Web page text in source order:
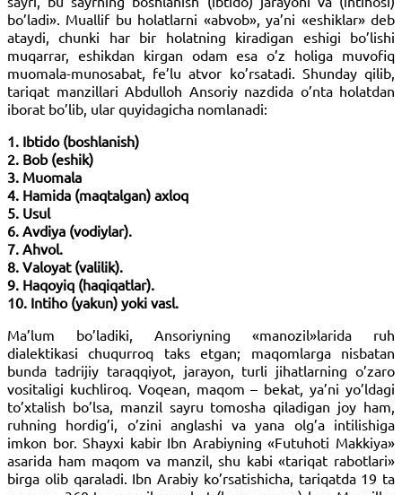
bo’ladi». Muallif bu holatlarni «abvob», ya’ni «eshiklar» deb
ataydi, chunki har bir holatning kiradigan eshigi bo’lishi
muqarrar, eshikdan kirgan odam esa o’z holiga muvofiq
muomala-munosabat, fe’lu atvor ko’rsatadi. Shunday qilib,
tariqat manzillari Abdulloh Ansoriy nazdida o’nta holatdan
iborat bo’lib, ular quyidagicha nomlanadi:
1. Ibtido (boshlanish)
2. Bob (eshik)
3. Muomala
4. Hamida (maqtalgan) axloq
5. Usul
6. Avdiya (vodiylar).
7. Ahvol.
8. Valoyat (valilik).
9. Haqoyiq (haqiqatlar).
10. Intiho (yakun) yoki vasl.
Ma’lum bo’ladiki, Ansoriyning «manozil»larida ruh
dialektikasi chuqurroq taks etgan; maqomlarga nisbatan
bunda tadrijiy taraqqiyot, jarayon, turli jihatlarning o’zaro
vositaligi kuchliroq. Voqean, maqom – bekat, ya’ni yo’ldagi
to’xtalish bo’lsa, manzil sayru tomosha qiladigan joy ham,
ruhning hordig’i, o’zini anglashi va yana olg’a intilishiga
imkon bor. Shayxi kabir Ibn Arabiyning «Futuhoti Makkiya»
asarida ham maqom va manzil, shu kabi «tariqat rabotlari»
birga olib qaraladi. Ibn Arabiy ko’rsatishicha, tariqatda 19 ta